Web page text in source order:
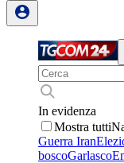
In evidenza
Mostra tutti
Guerra Iran
boscoGarlasco